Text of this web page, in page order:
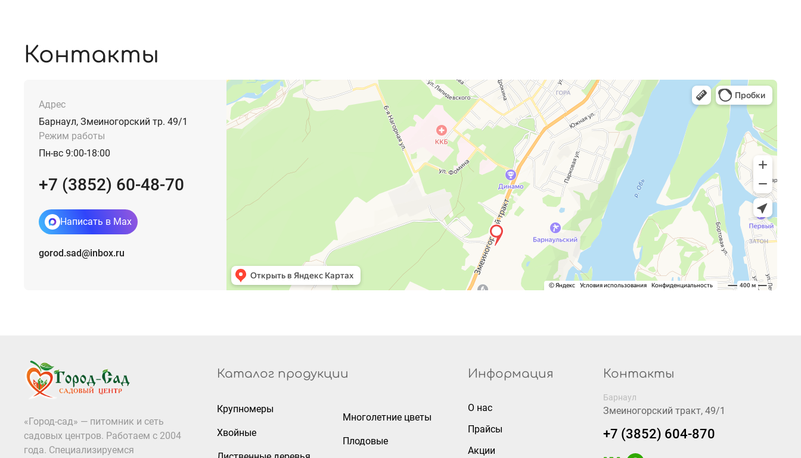
Контакты
Адрес
Барнаул, Змеиногорский тр. 49/1
Режим работы
Пн-вс 9:00-18:00
+7 (3852) 60-48-70
Написать в Max
gorod.sad@inbox.ru
«Город-сад» — питомник и сеть
садовых центров. Работаем с 2004
года. Специализируемся
Каталог продукции
Крупномеры
Хвойные
Многолетние цветы
Плодовые
Информация
О нас
Прайсы
Акции
Контакты
Барнаул
Змеиногорский тракт, 49/1
+7 (3852) 604-870